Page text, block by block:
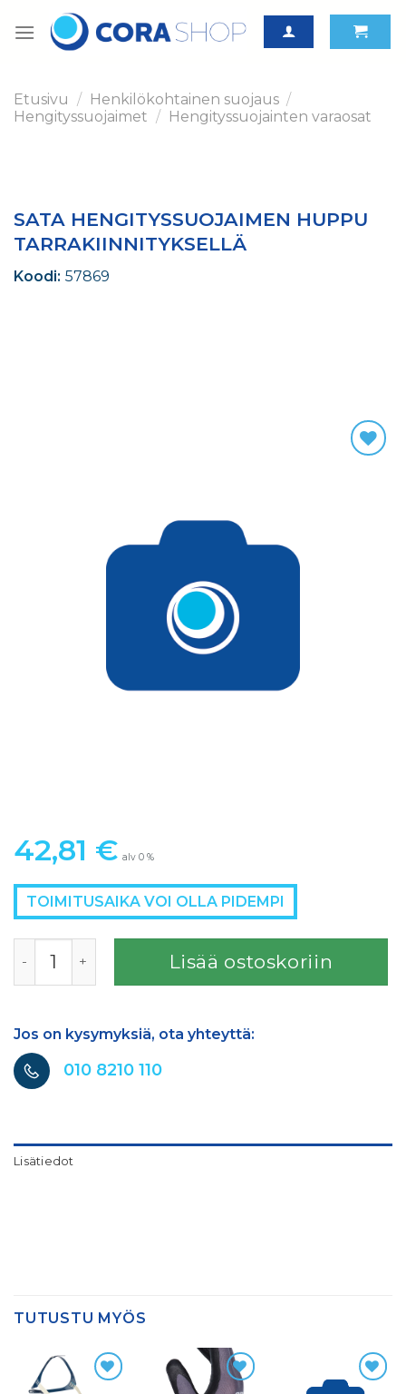
Etusivu / Henkilökohtainen suojaus /
Hengityssuojaimet / Hengityssuojainten varaosat
SATA HENGITYSSUOJAIMEN HUPPU
TARRAKIINNITYKSELLÄ
Koodi: 57869
42,81 € alv 0 %
TOIMITUSAIKA VOI OLLA PIDEMPI
Lisää ostoskoriin
Jos on kysymyksiä, ota yhteyttä:
010 8210 110
Lisätiedot
TUTUSTU MYÖS